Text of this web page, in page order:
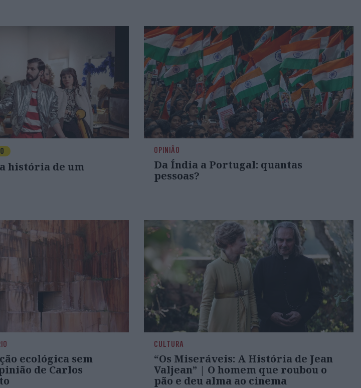
história de um
OPINIÃO
Da Índia a Portugal: quantas
pessoas?
ecológica sem
de Carlos
CULTURA
“Os Miseráveis: A História de Jean
Valjean” | O homem que roubou o
pão e deu alma ao cinema